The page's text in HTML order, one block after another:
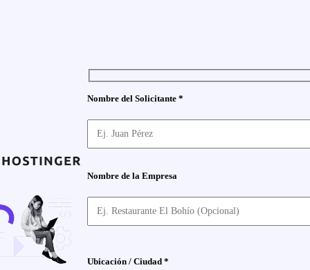
Nombre del Solicitante *
Nombre de la Empresa
Ubicación / Ciudad *